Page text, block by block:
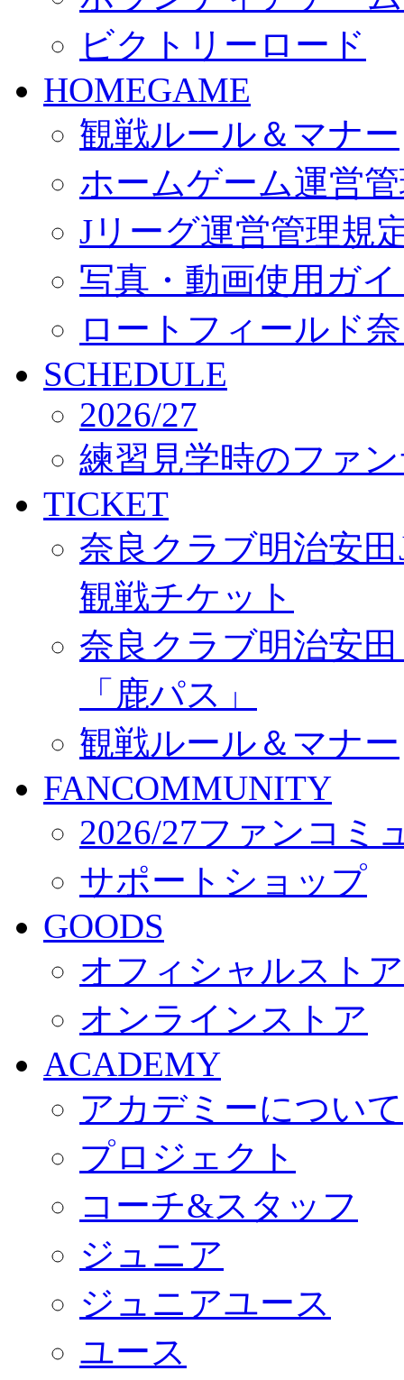
ビクトリーロード
HOMEGAME
観戦ルール＆マナー
ホームゲーム運営
Jリーグ運営管理規
写真・動画使用ガ
ロートフィールド
SCHEDULE
2026/27
練習見学時のファ
TICKET
奈良クラブ明治安
観戦チケット
奈良クラブ明治安
「鹿パス」
観戦ルール＆マナー
FANCOMMUNITY
2026/27ファンコミ
サポートショップ
GOODS
オフィシャルスト
オンラインストア
ACADEMY
アカデミーについて
プロジェクト
コーチ&スタッフ
ジュニア
ジュニアユース
ユース